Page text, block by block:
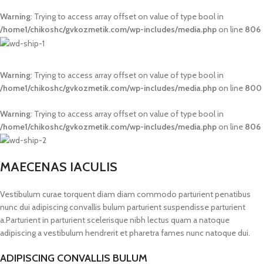
Warning: Trying to access array offset on value of type bool in
/home1/chikoshc/gvkozmetik.com/wp-includes/media.phpon line 806
Warning: Trying to access array offset on value of type bool in
/home1/chikoshc/gvkozmetik.com/wp-includes/media.phpon line 800
Warning: Trying to access array offset on value of type bool in
/home1/chikoshc/gvkozmetik.com/wp-includes/media.phpon line 806
MAECENAS IACULIS
Vestibulum curae torquent diam diam commodo parturient penatibus
nunc dui adipiscing convallis bulum parturient suspendisse parturient
a.Parturient in parturient scelerisque nibh lectus quam a natoque
adipiscing a vestibulum hendrerit et pharetra fames nunc natoque dui.
ADIPISCING CONVALLIS BULUM